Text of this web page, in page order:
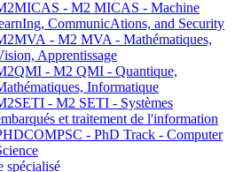
- M2 MICAS - Machine
CommunicAtions, and Security
- M2 MVA - Mathématiques,
Apprentissage
- M2 QMI - Quantique,
Informatique
- M2 SETI - Systèmes
et traitement de l'information
- PhD Track - Computer
spécialisé